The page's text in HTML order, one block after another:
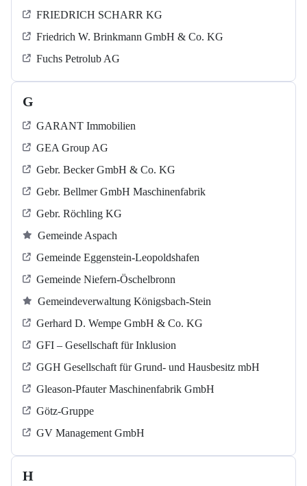
FRIEDRICH SCHARR KG
Friedrich W. Brinkmann GmbH & Co. KG
Fuchs Petrolub AG
G
GARANT Immobilien
GEA Group AG
Gebr. Becker GmbH & Co. KG
Gebr. Bellmer GmbH Maschinenfabrik
Gebr. Röchling KG
Gemeinde Aspach
Gemeinde Eggenstein-Leopoldshafen
Gemeinde Niefern-Öschelbronn
Gemeindeverwaltung Königsbach-Stein
Gerhard D. Wempe GmbH & Co. KG
GFI – Gesellschaft für Inklusion
GGH Gesellschaft für Grund- und Hausbesitz mbH
Gleason-Pfauter Maschinenfabrik GmbH
Götz-Gruppe
GV Management GmbH
H